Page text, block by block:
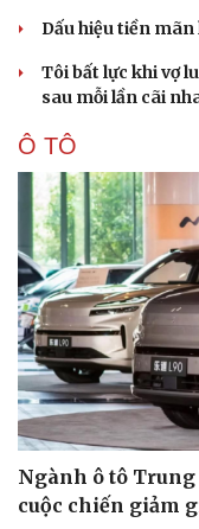
Dấu hiệu tiền
Tôi bất lực khi vợ
sau mỗi lần cãi
Ô TÔ
Ngành ô tô
cuộc chiến giảm